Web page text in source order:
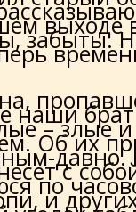
выходе
забыты.
наши
– злые
Об их
с
по
и